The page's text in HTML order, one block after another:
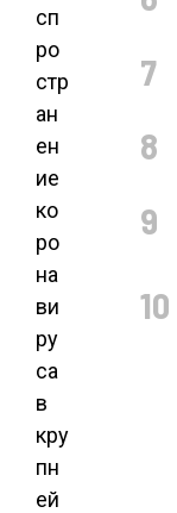
сп
ро
стр
ан
ен
ие
ко
ро
на
ви
ру
са
в
кру
пн
ей